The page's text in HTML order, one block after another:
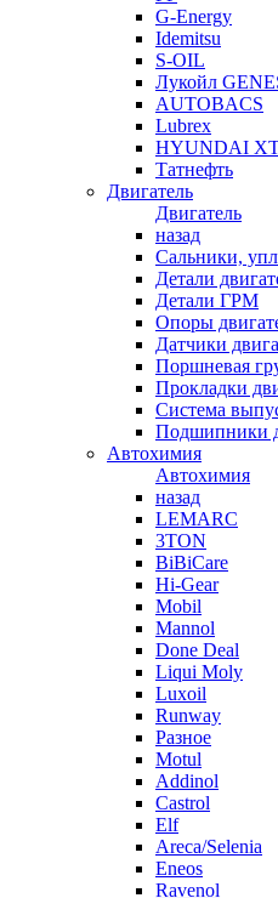
G-Energy
Idemitsu
S-OIL
Лукойл
AUTOBACS
Lubrex
HYUNDAI
Татнефть
Двигатель
Двигатель
назад
Сальники,
Детали
Детали ГРМ
Опоры
Датчики
Поршневая
Прокладки
Система
Подшипники
Автохимия
Автохимия
назад
LEMARC
3TON
BiBiCare
Hi-Gear
Mobil
Mannol
Done Deal
Liqui Moly
Luxoil
Runway
Разное
Motul
Addinol
Castrol
Elf
Areca/Selenia
Eneos
Ravenol